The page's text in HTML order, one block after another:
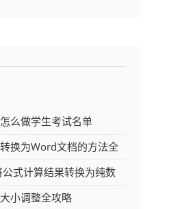
么做学生考试名单
换为Word文档的方法全
公式计算结果转换为纯数
法小调整全攻略